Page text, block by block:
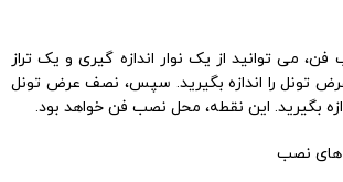
می توانید از یک نوار اندازه گیری و یک تراز
عرض تونل را اندازه بگیرید. سپس، نصف عرض تونل
بگیرید. این نقطه، محل نصب فن خواهد بود.